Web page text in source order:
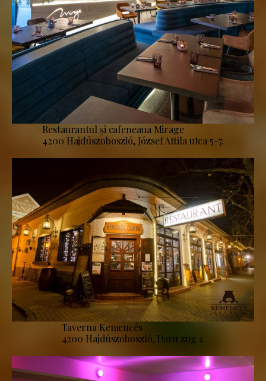
Restaurantul și cafeneaua Mirage
4200 Hajdúszoboszló, József Attila utca 5-7.
Taverna Kemencés
4200 Hajdúszoboszló, Daru zug 1.